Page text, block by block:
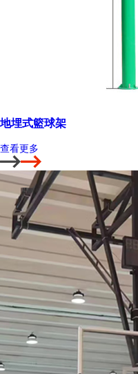
地埋式籃球架
查看更多